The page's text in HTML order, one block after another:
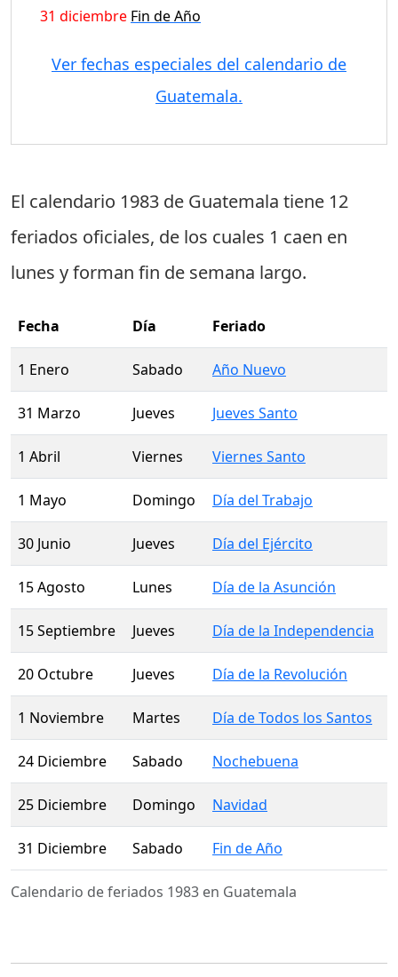
31 diciembre Fin de Año
Ver fechas especiales del calendario de
Guatemala.
El calendario 1983 de Guatemala tiene 12
feriados oficiales, de los cuales 1 caen en
lunes y forman fin de semana largo.
Calendario de feriados 1983 en Guatemala
Fecha Día Feriado
1 Enero Sabado Año Nuevo
31 Marzo Jueves Jueves Santo
1 Abril Viernes Viernes Santo
1 Mayo Domingo Día del Trabajo
30 Junio Jueves Día del Ejército
15 Agosto Lunes Día de la Asunción
15 Septiembre Jueves Día de la Independencia
20 Octubre Jueves Día de la Revolución
1 Noviembre Martes Día de Todos los Santos
24 Diciembre Sabado Nochebuena
25 Diciembre Domingo Navidad
31 Diciembre Sabado Fin de Año